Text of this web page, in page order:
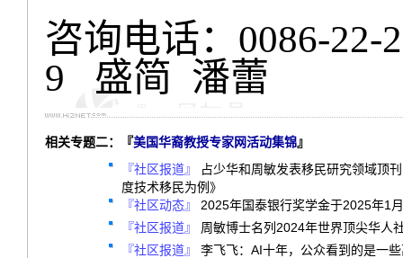
咨询电话： 0086-22-
9
盛简 潘蕾
相关专题二：『美国华裔教授专家网活动集锦』
『社区报道』
占少华和周敏发表移民研究领域顶
度技术移民为例》
『社区动态』
2025年国泰银行奖学金于2025年1
『社区报道』
周敏博士名列2024年世界顶尖华人
『社区报道』
李飞飞：AI十年，公众看到的是一